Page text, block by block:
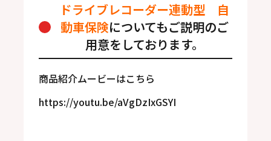
ドライブレコーダー連動型
自
動車保険についてもご説明のご
用意をしております。
商品紹介ムービーはこちら
https://youtu.be/aVgDzIxGSYI